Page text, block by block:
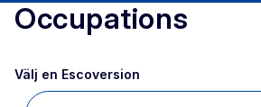
Occupations
Välj en Escoversion